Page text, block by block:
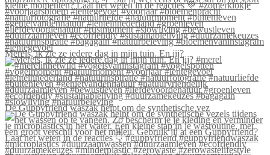
Merels, ik zie ze iedere dag in mijn tuin. En jij?
De Guppyfriend waszak helpt om de synthetische vez